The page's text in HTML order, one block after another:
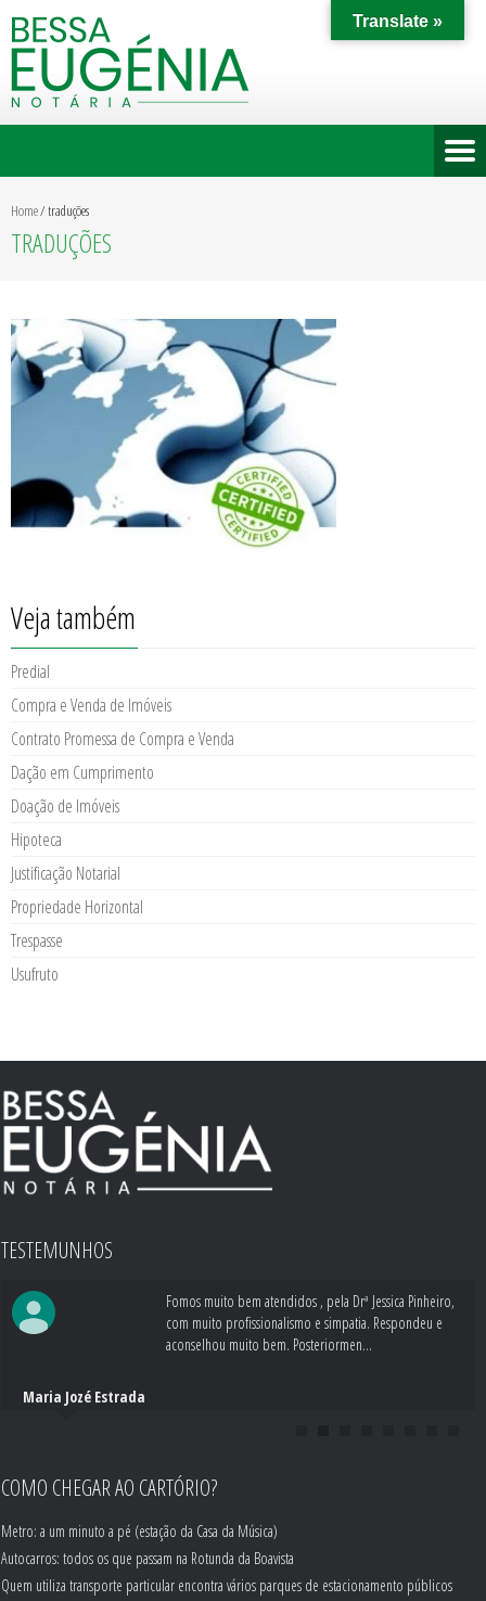
Home/traduções
TRADUÇÕES
Veja também
Predial
Compra e Venda de Imóveis
Contrato Promessa de Compra e Venda
Dação em Cumprimento
Doação de Imóveis
Hipoteca
Justificação Notarial
Propriedade Horizontal
Trespasse
Usufruto
TESTEMUNHOS
Fomos muito bem atendidos , pela Drª Jessica Pinheiro,
com muito profissionalismo e simpatia. Respondeu e
aconselhou muito bem. Posteriormen...
Maria Jozé Estrada
COMO CHEGAR AO CARTÓRIO?
Metro: a um minuto a pé (estação da Casa da Música)
Autocarros: todos os que passam na Rotunda da Boavista
Quem utiliza transporte particular encontra vários parques de estacionamento públicos
Translate »